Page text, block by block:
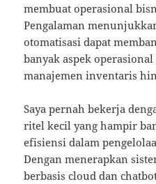
membuat operasional
Pengalaman
otomatisasi dapat
banyak aspek
manajemen inventaris
Saya pernah bekerja
ritel kecil yang hampir
efisiensi dalam
Dengan menerapkan
berbasis cloud dan